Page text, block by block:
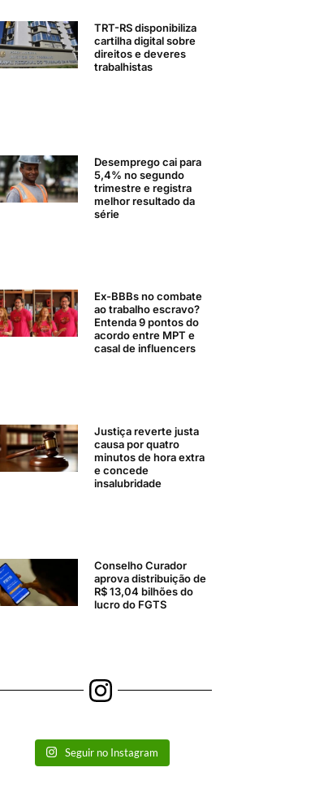
TRT-RS disponibiliza
cartilha digital sobre
direitos e deveres
trabalhistas
Desemprego cai para
5,4% no segundo
trimestre e registra
melhor resultado da
série
Ex-BBBs no combate
ao trabalho escravo?
Entenda 9 pontos do
acordo entre MPT e
casal de influencers
Justiça reverte justa
causa por quatro
minutos de hora extra
e concede
insalubridade
Conselho Curador
aprova distribuição de
R$ 13,04 bilhões do
lucro do FGTS
Seguir no Instagram